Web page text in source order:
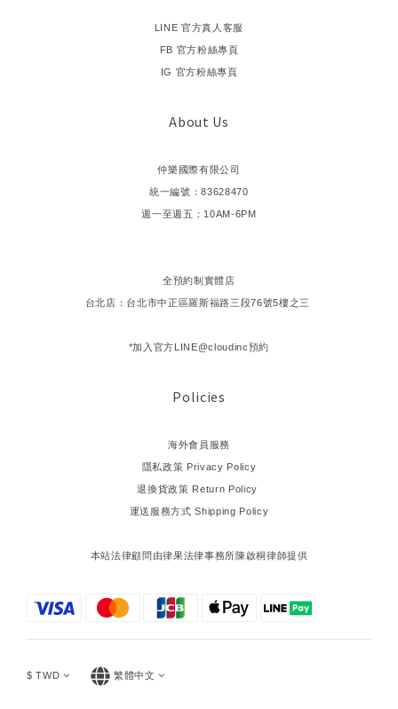
LINE 官方真人客服
FB 官方粉絲專頁
IG 官方粉絲專頁
About Us
仲樂國際有限公司
統一編號：83628470
週一至週五：10AM-6PM
全預約制實體店
台北店：台北市中正區羅斯福路三段76號5樓之三
*加入官方LINE@cloudinc預約
Policies
海外會員服務
隱私政策 Privacy Policy
退換貨政策 Return Policy
運送服務方式 Shipping Policy
本站法律顧問由律果法律事務所陳啟桐律師提供
$ TWD 繁體中文